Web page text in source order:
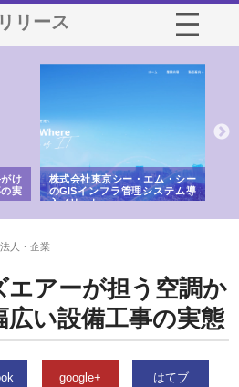
リース
け
実
株式会社東京シー・エム・シー
のGISインフラ管理システム導
入メリット
人・企業
エアーが担う空調か
広い設備工事の実態
google+ はてブ